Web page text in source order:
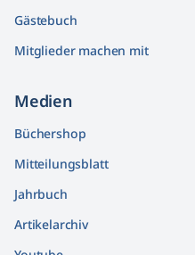
Gästebuch
Mitglieder machen mit
Medien
Büchershop
Mitteilungsblatt
Jahrbuch
Artikelarchiv